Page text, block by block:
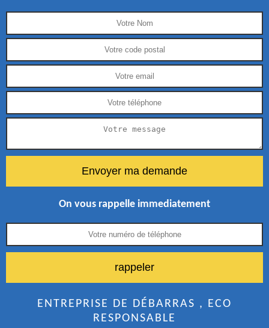
On vous rappelle immediatement
ENTREPRISE DE DÉBARRAS , ECO
RESPONSABLE